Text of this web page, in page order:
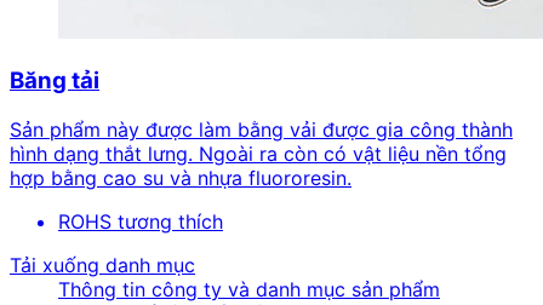
Băng tải
Sản phẩm này được làm bằng vải được gia công thành
hình dạng thắt lưng. Ngoài ra còn có vật liệu nền tổng
hợp bằng cao su và nhựa fluororesin.
ROHS tương thích
Tải xuống danh mục
Thông tin công ty và danh mục sản phẩm